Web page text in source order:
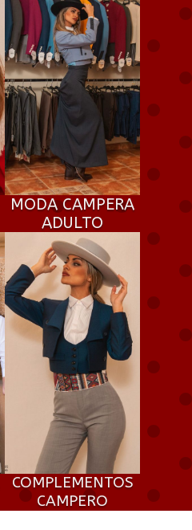
MODA CAMPERA
ADULTO
COMPLEMENTOS
CAMPERO